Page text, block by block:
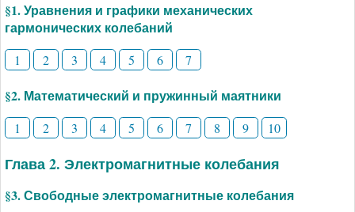
§1. Уравнения и графики механических
гармонических колебаний
1 2 3 4 5 6 7
§2. Математический и пружинный маятники
1 2 3 4 5 6 7 8 9 10
Глава 2. Электромагнитные колебания
§3. Свободные электромагнитные колебания